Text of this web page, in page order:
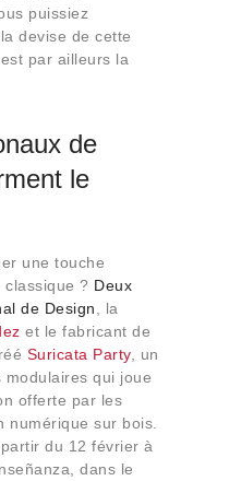
puissiez
, la devise de cette
par ailleurs la
de
le
une touche
classique ? Deux
de Design , la
et le fabricant de
Suricata Party, un
modulaires qui joue
offerte par les
numérique sur bois.
du 12 février à
dans le